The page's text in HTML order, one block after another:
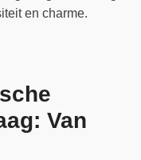
en charme.
Van